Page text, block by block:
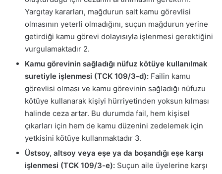
Yargıtay kararları, mağdurun salt kamu görevlisi
olmasının yeterli olmadığını, suçun mağdurun yerine
getirdiği kamu görevi dolayısıyla işlenmesi gerektiğini
vurgulamaktadır 2.
Kamu görevinin sağladığı nüfuz kötüye kullanılmak
suretiyle işlenmesi (TCK 109/3-d): Failin kamu
görevlisi olması ve kamu görevinin sağladığı nüfuzu
kötüye kullanarak kişiyi hürriyetinden yoksun kılması
halinde ceza artar. Bu durumda fail, hem kişisel
çıkarları için hem de kamu düzenini zedelemek için
yetkisini kötüye kullanmaktadır 3.
Üstsoy, altsoy veya eşe ya da boşandığı eşe karşı
işlenmesi (TCK 109/3-e): Suçun aile üyelerine karşı